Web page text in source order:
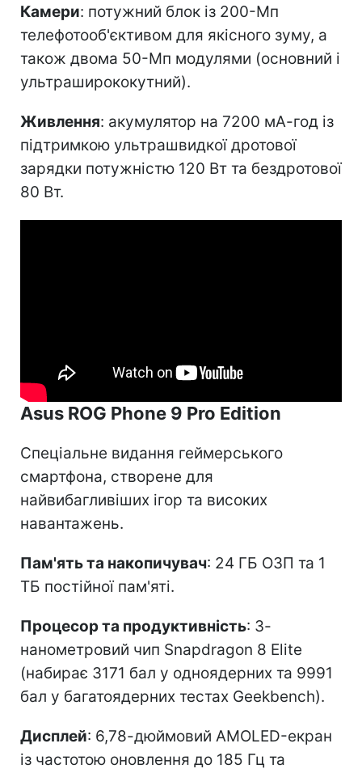
Камери: потужний блок із 200-Мп
телефотооб'єктивом для якісного зуму, а
також двома 50-Мп модулями (основний і
ультраширококутний).
Живлення: акумулятор на 7200 мА-год із
підтримкою ультрашвидкої дротової
зарядки потужністю 120 Вт та бездротової
80 Вт.
Asus ROG Phone 9 Pro Edition
Спеціальне видання геймерського
смартфона, створене для
найвибагливіших ігор та високих
навантажень.
Пам'ять та накопичувач: 24 ГБ ОЗП та 1
ТБ постійної пам'яті.
Процесор та продуктивність: 3-
нанометровий чип Snapdragon 8 Elite
(набирає 3171 бал у одноядерних та 9991
бал у багатоядерних тестах Geekbench).
Дисплей: 6,78-дюймовий AMOLED-екран
із частотою оновлення до 185 Гц та